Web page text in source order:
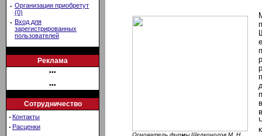
· Организации приобретут
(0)
· Вход для
зарегистрированных
пользователей
Реклама
•••
•••
Сотрудничество
· Контакты
· Расценки
Основатель фирмы Щелконогов М. Н.